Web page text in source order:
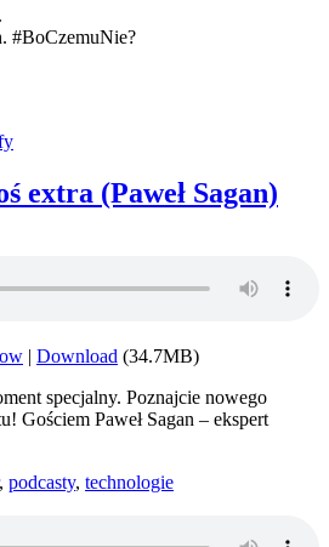
.
#BoCzemuNie?
extra (Paweł Sagan)
| Download (34.7MB)
specjalny. Poznajcie nowego
Gościem Paweł Sagan – ekspert
, podcasty, technologie